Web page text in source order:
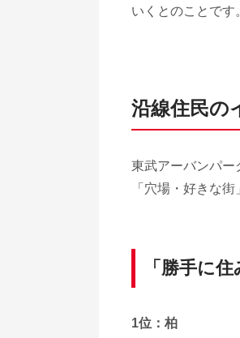
いくとのことです
沿線住民の
東武アーバンパー
「穴場・好きな
「勝手に
1位：柏